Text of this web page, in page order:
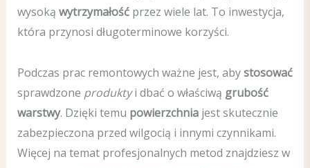
wysoką wytrzymałośćprzez wiele lat. To inwestycja,
która przynosi długoterminowe korzyści.
Podczas prac remontowych ważne jest, abystosować
sprawdzone produktyi dbać o właściwą grubość
warstwy. Dzięki temu powierzchniajest skutecznie
zabezpieczona przed wilgocią i innymi czynnikami.
Więcej na temat profesjonalnych metod znajdziesz w